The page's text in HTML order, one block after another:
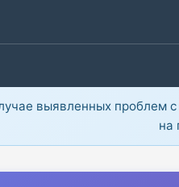
выявленных
на